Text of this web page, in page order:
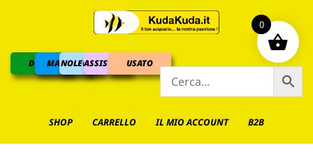
DOLCEMARINO
NOLEGGIOASSISTENZAUSATO
SHOP CARRELLO IL MIO ACCOUNT B2B
0